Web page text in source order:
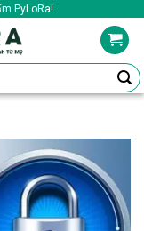
PyLoRa!